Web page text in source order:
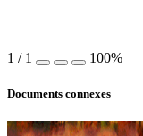
1 / 1 100%
Documents connexes